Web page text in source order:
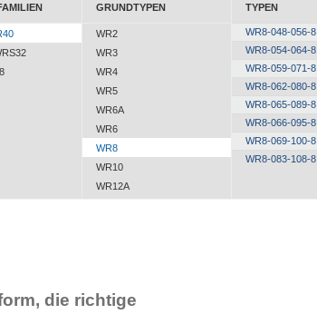
GRUNDTYPEN
WR2
WR3
WR4
WR5
WR6A
WR6
WR8
WR10
WR12A
WR28
TYPEN
WR8-048-056-8
WR8-054-064-8
WR8-059-071-8
WR8-062-080-8
WR8-065-089-8
WR8-066-095-8
WR8-069-100-8
WR8-083-108-8
die richtige